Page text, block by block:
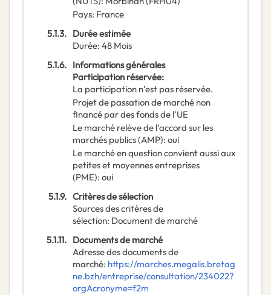
Pays: France
5.1.3. Durée estimée
Durée: 48 Mois
5.1.6. Informations générales
Participation réservée:
La participation n’est pas réservée.
Projet de passation de marché non
financé par des fonds de l’UE
Le marché relève de l’accord sur les
marchés publics (AMP): oui
Le marché en question convient aussi aux
petites et moyennes entreprises
(PME): oui
5.1.9. Critères de sélection
Sources des critères de
sélection: Document de marché
5.1.11. Documents de marché
Adresse des documents de
marché: https://marches.megalis.bretag
ne.bzh/entreprise/consultation/234022?
orgAcronyme=f2m